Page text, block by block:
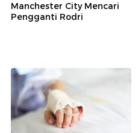
Manchester City Mencari
Pengganti Rodri